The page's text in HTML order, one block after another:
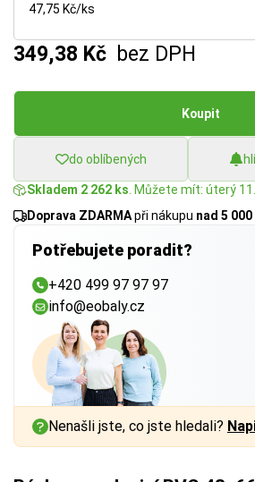
47,75 Kč/ks
349,38 Kč bez DPH
Koupit
do oblíbených
Skladem 2 262 ks . Můžete mít: úterý 11.
Doprava ZDARMApři nákupu nad 5 000
Potřebujete poradit?
+420 499 97 97 97
info@eobaly.cz
Nenašli jste, co jste hledali?